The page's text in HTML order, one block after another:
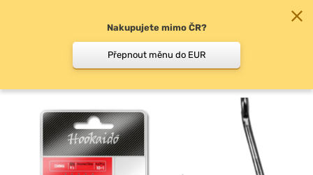
Háčky s očkem
Nakupujete mimo ČR?
Přepnout měnu do EUR